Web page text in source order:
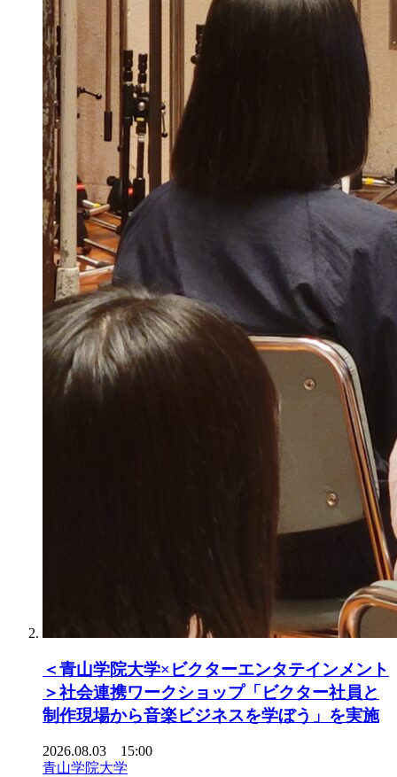
＜青山学院大学×ビクターエンタテインメント
＞社会連携ワークショップ「ビクター社員と
制作現場から音楽ビジネスを学ぼう」を実施
2026.08.03 15:00
青山学院大学